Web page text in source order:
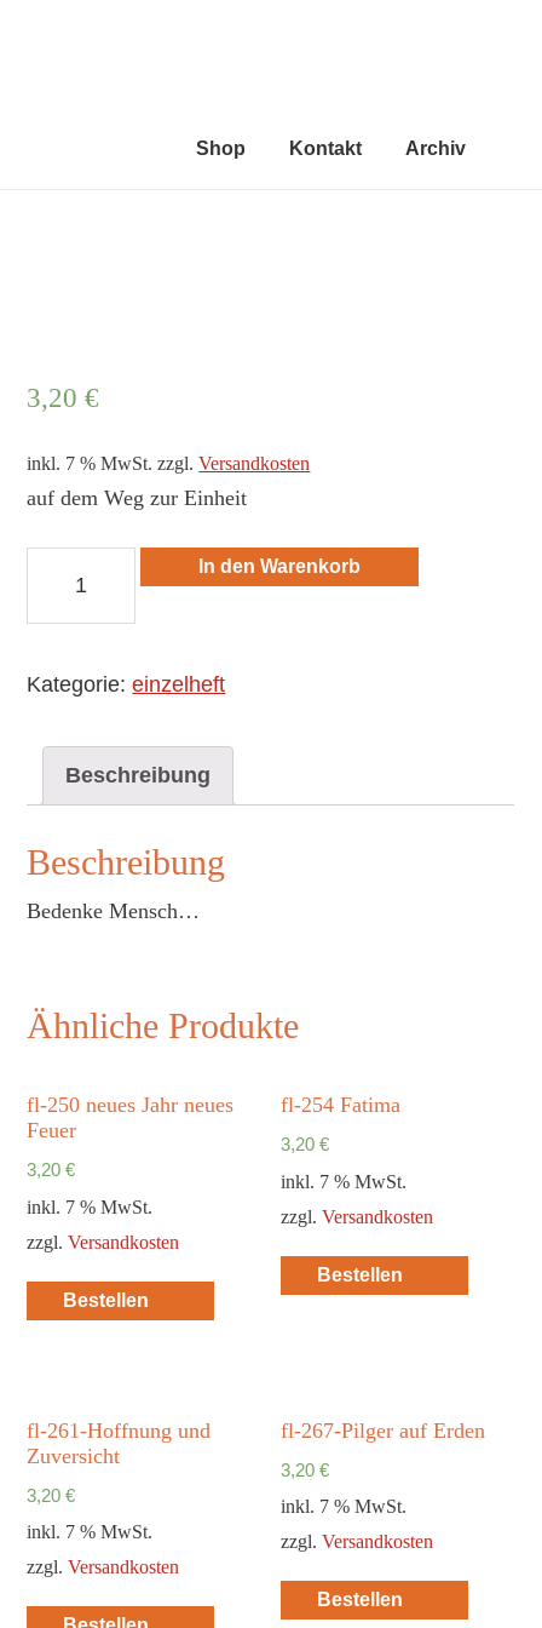
Shop Kontakt Archiv
3,20€
inkl. 7 % MwSt. zzgl.Versandkosten
auf dem Weg zur Einheit
Menge
In den Warenkorb
Kategorie:einzelheft
Beschreibung
Beschreibung
Bedenke Mensch…
Ähnliche Produkte
fl-250 neues Jahr neues
Feuer
3,20€
inkl. 7 % MwSt.
zzgl.Versandkosten
Bestellen
fl-254 Fatima
3,20€
inkl. 7 % MwSt.
zzgl.Versandkosten
Bestellen
fl-261-Hoffnung und
Zuversicht
3,20€
inkl. 7 % MwSt.
zzgl.Versandkosten
fl-267-Pilger auf Erden
3,20€
inkl. 7 % MwSt.
zzgl.Versandkosten
Bestellen